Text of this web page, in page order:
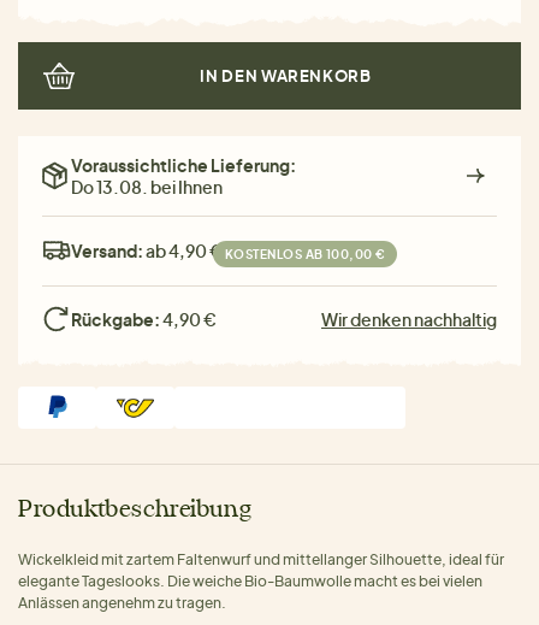
IN DEN WARENKORB
Voraussichtliche Lieferung:
Do 13.08. bei Ihnen
Versand:ab 4,90 € KOSTENLOS AB 100,00 €
Rückgabe:4,90 € Wir denken nachhaltig
Produktbeschreibung
Wickelkleid mit zartem Faltenwurf und mittellanger Silhouette, ideal für
elegante Tageslooks. Die weiche Bio-Baumwolle macht es bei vielen
Anlässen angenehm zu tragen.